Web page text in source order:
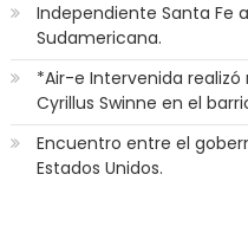
Independiente Santa Fe
Sudamericana.
*Air-e Intervenida
Cyrillus Swinne en el
Encuentro entre el
Estados Unidos.